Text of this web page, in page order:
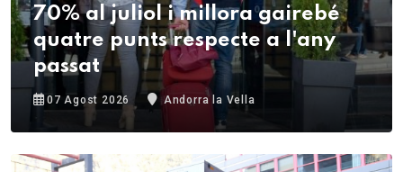
70% al juliol i millora gairebé
quatre punts respecte a l'any
passat
07 Agost 2026 Andorra la Vella